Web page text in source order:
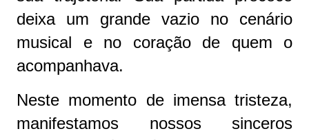
deixa um grande vazio no cenário
musical e no coração de quem o
acompanhava.
Neste momento de imensa tristeza,
manifestamos nossos sinceros